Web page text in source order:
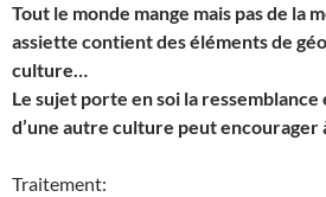
Tout le monde mange mais pas de la
assiette contient des éléments de
culture…
Le sujet porte en soi la
d’une autre culture peut encourager
Traitement: